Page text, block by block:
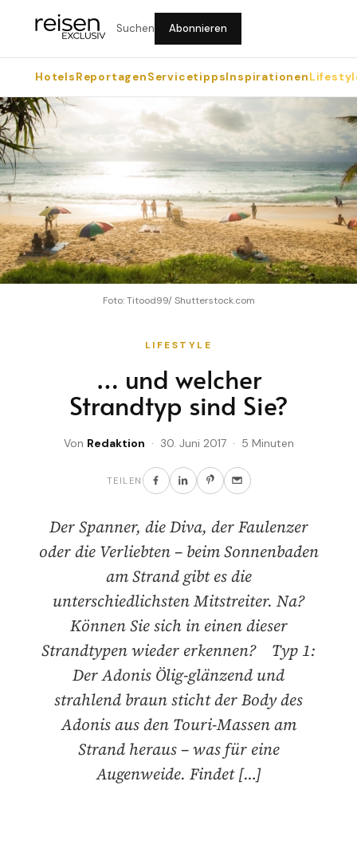
Suchen Abonnieren
HotelsReportagenServicetippsInspirationen
Foto: Titood99/ Shutterstock.com
LIFESTYLE
… und welcher
Strandtyp sind Sie?
Von Redaktion · 30. Juni 2017 · 5 Minuten
TEILEN
Der Spanner, die Diva, der Faulenzer
oder die Verliebten – beim Sonnenbaden
am Strand gibt es die
unterschiedlichsten Mitstreiter. Na?
Können Sie sich in einen dieser
Strandtypen wieder erkennen? Typ 1:
Der Adonis Ölig-glänzend und
strahlend braun sticht der Body des
Adonis aus den Touri-Massen am
Strand heraus – was für eine
Augenweide. Findet […]